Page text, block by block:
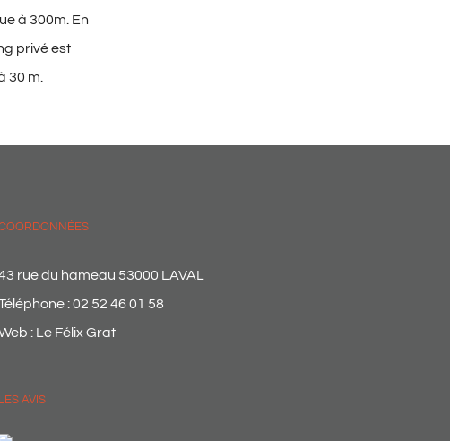
à 300m. En
privé est
30 m.
rue du hameau 53000 LAVAL
:02 52 46 01 58
: Le Félix Grat
LES AVIS